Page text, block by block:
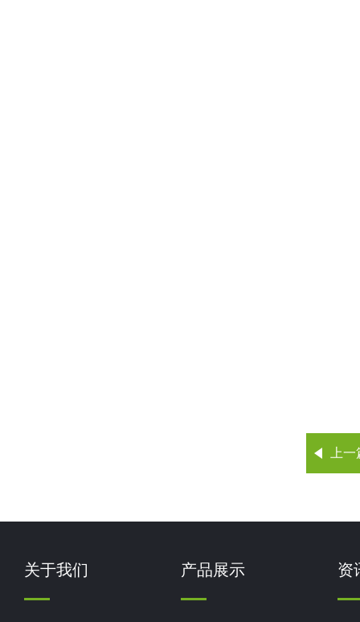
上
关于我们 产品展示 资